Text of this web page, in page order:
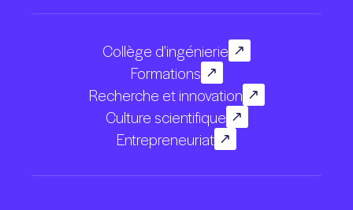
Collège d'ingénierie
Formations
Recherche et innovation
Culture scientifique
Entrepreneuriat